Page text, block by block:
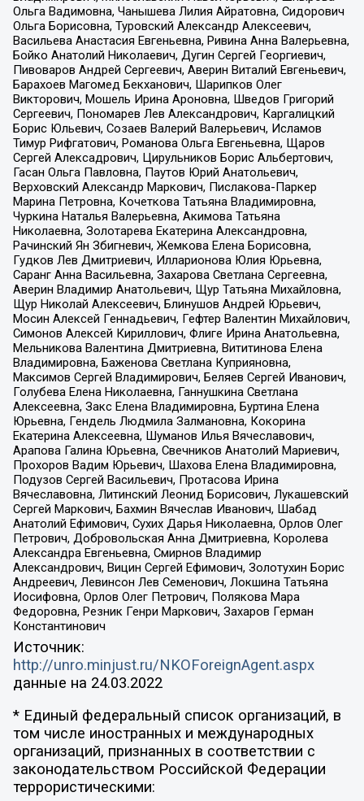
Ольга Вадимовна, Чанышева Лилия Айратовна, Сидорович
Ольга Борисовна, Туровский Александр Алексеевич,
Васильева Анастасия Евгеньевна, Ривина Анна Валерьевна,
Бойко Анатолий Николаевич, Дугин Сергей Георгиевич,
Пивоваров Андрей Сергеевич, Аверин Виталий Евгеньевич,
Барахоев Магомед Бекханович, Шарипков Олег
Викторович, Мошель Ирина Ароновна, Шведов Григорий
Сергеевич, Пономарев Лев Александрович, Каргалицкий
Борис Юльевич, Созаев Валерий Валерьевич, Исламов
Тимур Рифгатович, Романова Ольга Евгеньевна, Щаров
Сергей Алексадрович, Цирульников Борис Альбертович,
Гасан Ольга Павловна, Паутов Юрий Анатольевич,
Верховский Александр Маркович, Пислакова-Паркер
Марина Петровна, Кочеткова Татьяна Владимировна,
Чуркина Наталья Валерьевна, Акимова Татьяна
Николаевна, Золотарева Екатерина Александровна,
Рачинский Ян Збигневич, Жемкова Елена Борисовна,
Гудков Лев Дмитриевич, Илларионова Юлия Юрьевна,
Саранг Анна Васильевна, Захарова Светлана Сергеевна,
Аверин Владимир Анатольевич, Щур Татьяна Михайловна,
Щур Николай Алексеевич, Блинушов Андрей Юрьевич,
Мосин Алексей Геннадьевич, Гефтер Валентин Михайлович,
Симонов Алексей Кириллович, Флиге Ирина Анатольевна,
Мельникова Валентина Дмитриевна, Вититинова Елена
Владимировна, Баженова Светлана Куприяновна,
Максимов Сергей Владимирович, Беляев Сергей Иванович,
Голубева Елена Николаевна, Ганнушкина Светлана
Алексеевна, Закс Елена Владимировна, Буртина Елена
Юрьевна, Гендель Людмила Залмановна, Кокорина
Екатерина Алексеевна, Шуманов Илья Вячеславович,
Арапова Галина Юрьевна, Свечников Анатолий Мариевич,
Прохоров Вадим Юрьевич, Шахова Елена Владимировна,
Подузов Сергей Васильевич, Протасова Ирина
Вячеславовна, Литинский Леонид Борисович, Лукашевский
Сергей Маркович, Бахмин Вячеслав Иванович, Шабад
Анатолий Ефимович, Сухих Дарья Николаевна, Орлов Олег
Петрович, Добровольская Анна Дмитриевна, Королева
Александра Евгеньевна, Смирнов Владимир
Александрович, Вицин Сергей Ефимович, Золотухин Борис
Андреевич, Левинсон Лев Семенович, Локшина Татьяна
Иосифовна, Орлов Олег Петрович, Полякова Мара
Федоровна, Резник Генри Маркович, Захаров Герман
Константинович
Источник:
http://unro.minjust.ru/NKOForeignAgent.aspx
данные на 24.03.2022
* Единый федеральный список организаций, в
том числе иностранных и международных
организаций, признанных в соответствии с
законодательством Российской Федерации
террористическими: